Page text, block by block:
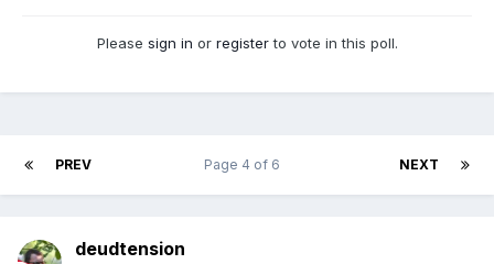
Please sign in or registerto vote in this poll.
PREV NEXT
Page 4 of 6
deudtension